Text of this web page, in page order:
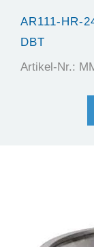
AR111-HR-
DBT
Artikel-Nr.: